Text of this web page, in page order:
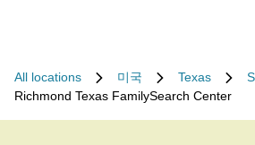
All locations 미국 Texas
Richmond Texas FamilySearch Center